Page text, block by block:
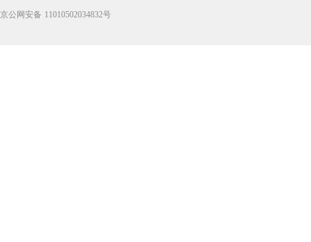
京公网安备 11010502034832号